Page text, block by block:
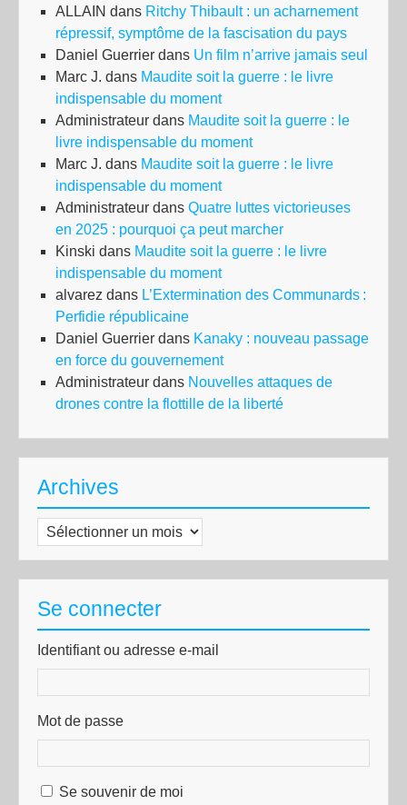
ALLAIN dans Ritchy Thibault : un acharnement
répressif, symptôme de la fascisation du pays
Daniel Guerrier dans Un film n’arrive jamais seul
Marc J. dans Maudite soit la guerre : le livre
indispensable du moment
Administrateur dans Maudite soit la guerre : le
livre indispensable du moment
Marc J. dans Maudite soit la guerre : le livre
indispensable du moment
Administrateur dans Quatre luttes victorieuses
en 2025 : pourquoi ça peut marcher
Kinski dans Maudite soit la guerre : le livre
indispensable du moment
alvarez dans L’Extermination des Communards :
Perfidie républicaine
Daniel Guerrier dans Kanaky : nouveau passage
en force du gouvernement
Administrateur dans Nouvelles attaques de
drones contre la flottille de la liberté
Archives
Archives
Se connecter
Identifiant ou adresse e-mail
Mot de passe
Se souvenir de moi